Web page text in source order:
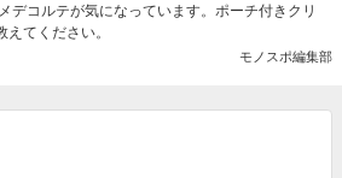
デコルテが気になっています。ポーチ付きクリ
てください。
モノスポ編集部